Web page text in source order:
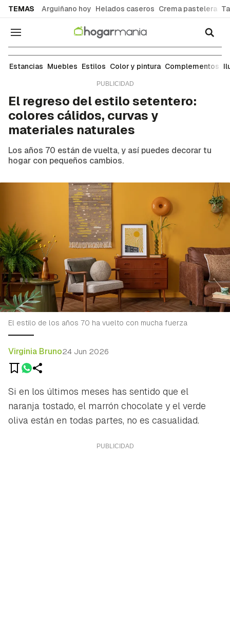
TEMAS Arguiñano hoy Helados caseros Crema pastelera
Navegación
Estilos
Estancias Muebles Estilos Color y pintura Complementos
El regreso del estilo setentero:
colores cálidos, curvas y
materiales naturales
Los años 70 están de vuelta, y así puedes decorar tu
hogar con pequeños cambios.
El estilo de los años 70 ha vuelto con mucha fuerza
Virginia Bruno24 Jun 2026
Si en los últimos meses has sentido que el
naranja tostado, el marrón chocolate y el verde
oliva están en todas partes, no es casualidad.